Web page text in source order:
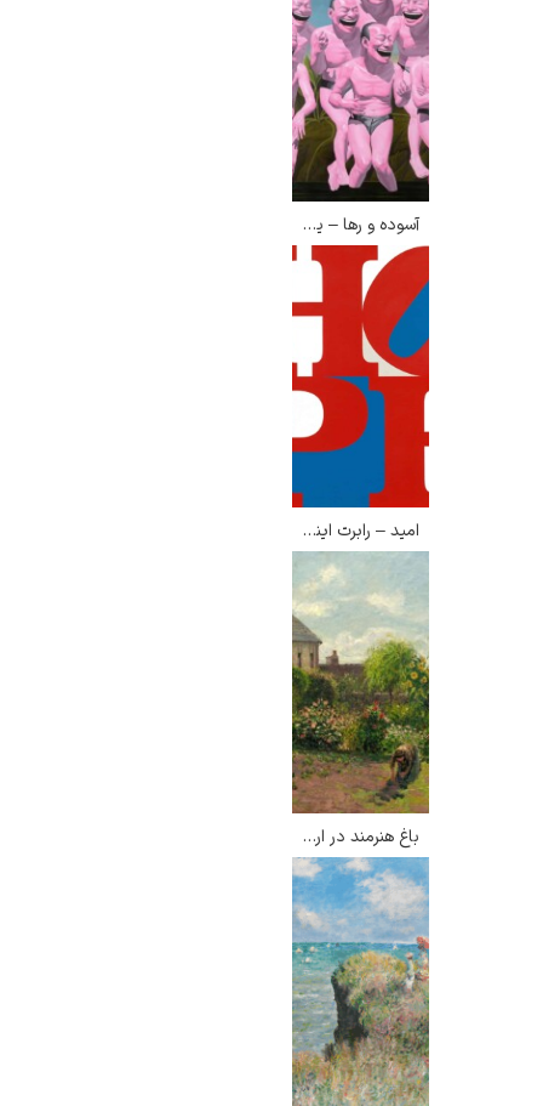
آسوده و رها – یومین جون
امید – رابرت ایندیانا
باغ هنرمند در ارانی – کامی پیسارو